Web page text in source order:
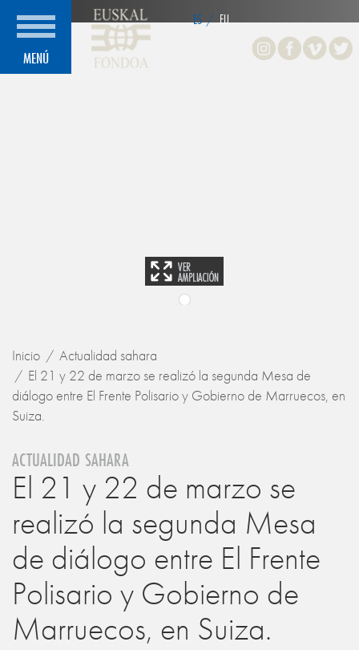
MENÚ
ES / EU
Inicio
Actualidad sahara
El 21 y 22 de marzo se realizó la segunda Mesa de
diálogo entre El Frente Polisario y Gobierno de Marruecos, en
Suiza.
ACTUALIDAD SAHARA
El 21 y 22 de marzo se
realizó la segunda Mesa
de diálogo entre El Frente
Polisario y Gobierno de
Marruecos, en Suiza.